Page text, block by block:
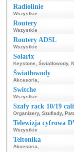
Radiolinie
Wszystkie
Routery
Wszystkie
Routery ADSL
Wszystkie
Solarix
Keystone Światłowody,
Światłowody
Akcesoria
Switche
Wszystkie
Szafy rack 10/19 cali
Organizery, Szuflady,
Telewizja cyfrowa
Wszystkie
Teltonika
Akcesoria